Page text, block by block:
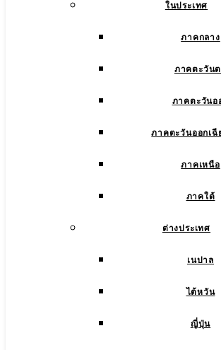
ในประเทศ
ภาคกลาง
ภาคตะวัน
ภาคตะวันอ
ภาคตะวันออกเฉี
ภาคเหนือ
ภาคใต้
ต่างประเทศ
เนปาล
ไต้หวัน
ญี่ปุ่น